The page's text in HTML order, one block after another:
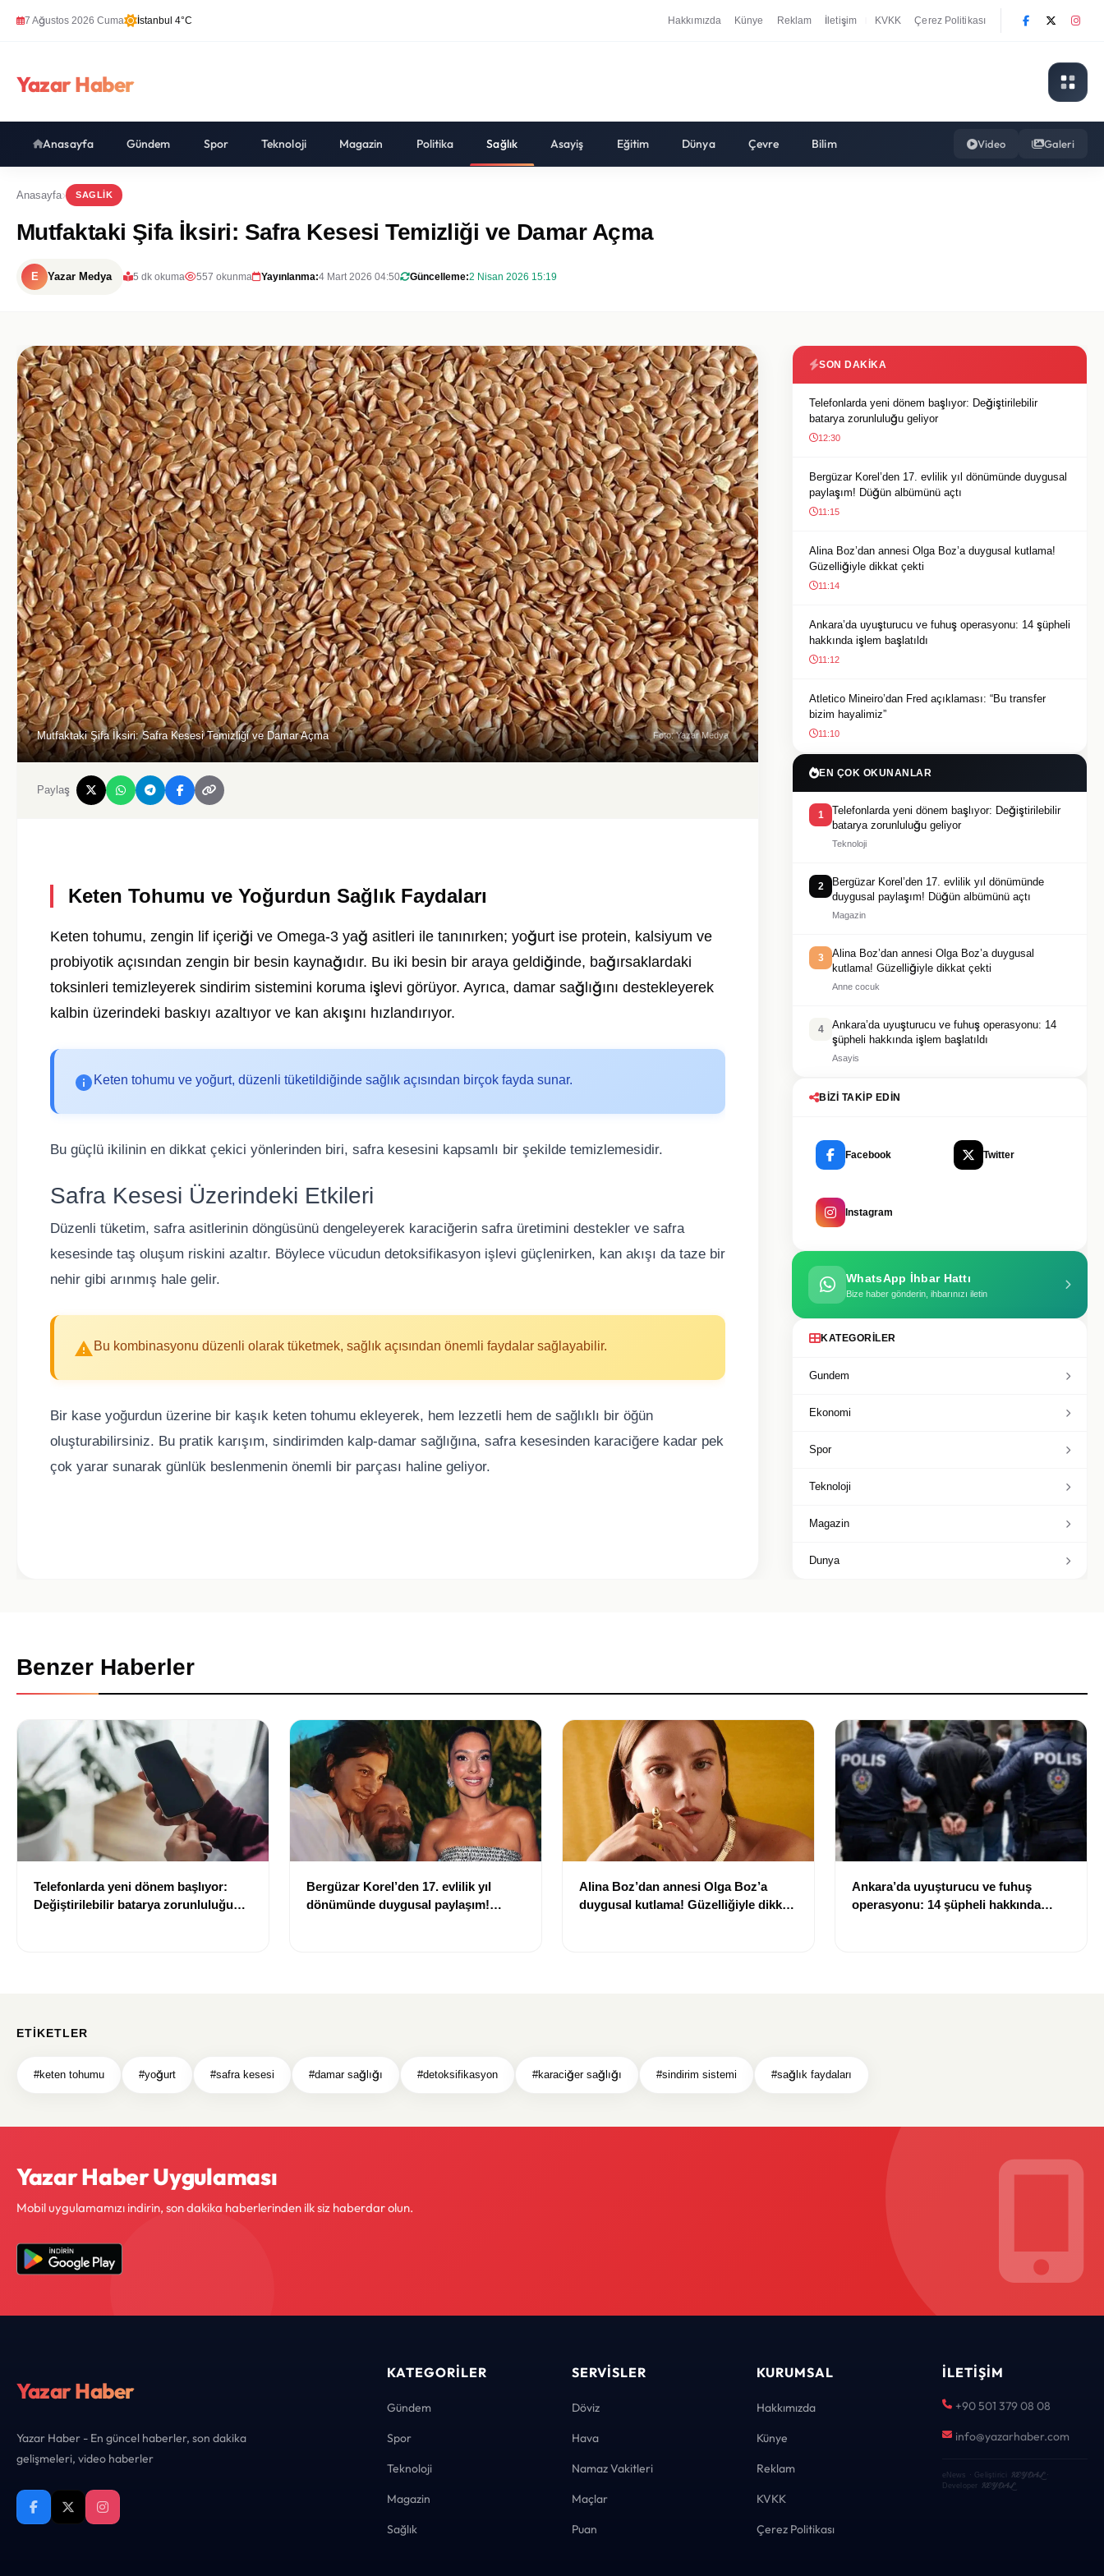
7 Ağustos 2026 Cuma İstanbul 4°C Hakkımızda Künye Reklam İletişim KVKK Çerez Politikası
Yazar Haber
Anasayfa Gündem Spor Teknoloji Magazin Politika Sağlık Asayiş Eğitim Dünya Çevre Bilim Video Galeri
Anasayfa SAGLIK
Mutfaktaki Şifa İksiri: Safra Kesesi Temizliği ve Damar Açma
E Yazar Medya 5 dk okuma 557 okunma Yayınlanma:4 Mart 2026 04:50 Güncelleme:2 Nisan 2026 15:19
Mutfaktaki Şifa İksiri: Safra Kesesi Temizliği ve Damar Açma Foto: Yazar Medya
Paylaş
Keten Tohumu ve Yoğurdun Sağlık Faydaları
Keten tohumu, zengin lif içeriği ve Omega-3 yağ asitleri ile tanınırken; yoğurt ise protein, kalsiyum ve
probiyotik açısından zengin bir besin kaynağıdır. Bu iki besin bir araya geldiğinde, bağırsaklardaki
toksinleri temizleyerek sindirim sistemini koruma işlevi görüyor. Ayrıca, damar sağlığını destekleyerek
kalbin üzerindeki baskıyı azaltıyor ve kan akışını hızlandırıyor.
Keten tohumu ve yoğurt, düzenli tüketildiğinde sağlık açısından birçok fayda sunar.
Bu güçlü ikilinin en dikkat çekici yönlerinden biri, safra kesesini kapsamlı bir şekilde temizlemesidir.
Safra Kesesi Üzerindeki Etkileri
Düzenli tüketim, safra asitlerinin döngüsünü dengeleyerek karaciğerin safra üretimini destekler ve safra
kesesinde taş oluşum riskini azaltır. Böylece vücudun detoksifikasyon işlevi güçlenirken, kan akışı da taze bir
nehir gibi arınmış hale gelir.
Bu kombinasyonu düzenli olarak tüketmek, sağlık açısından önemli faydalar sağlayabilir.
Bir kase yoğurdun üzerine bir kaşık keten tohumu ekleyerek, hem lezzetli hem de sağlıklı bir öğün
oluşturabilirsiniz. Bu pratik karışım, sindirimden kalp-damar sağlığına, safra kesesinden karaciğere kadar pek
çok yarar sunarak günlük beslenmenin önemli bir parçası haline geliyor.
SON DAKIKA
Telefonlarda yeni dönem başlıyor: Değiştirilebilir
batarya zorunluluğu geliyor
12:30
Bergüzar Korel’den 17. evlilik yıl dönümünde duygusal
paylaşım! Düğün albümünü açtı
11:15
Alina Boz’dan annesi Olga Boz’a duygusal kutlama!
Güzelliğiyle dikkat çekti
11:14
Ankara’da uyuşturucu ve fuhuş operasyonu: 14 şüpheli
hakkında işlem başlatıldı
11:12
Atletico Mineiro’dan Fred açıklaması: “Bu transfer
bizim hayalimiz”
11:10
EN ÇOK OKUNANLAR
1
Telefonlarda yeni dönem başlıyor: Değiştirilebilir
batarya zorunluluğu geliyor
Teknoloji
2
Bergüzar Korel’den 17. evlilik yıl dönümünde
duygusal paylaşım! Düğün albümünü açtı
Magazin
3
Alina Boz’dan annesi Olga Boz’a duygusal
kutlama! Güzelliğiyle dikkat çekti
Anne cocuk
4
Ankara’da uyuşturucu ve fuhuş operasyonu: 14
şüpheli hakkında işlem başlatıldı
Asayis
BIZI TAKIP EDIN
Facebook Twitter
Instagram
WhatsApp İhbar Hattı
Bize haber gönderin, ihbarınızı iletin
KATEGORILER
Gundem
Ekonomi
Spor
Teknoloji
Magazin
Dunya
Benzer Haberler
Telefonlarda yeni dönem başlıyor:
Değiştirilebilir batarya zorunluluğu
Bergüzar Korel’den 17. evlilik yıl
dönümünde duygusal paylaşım!
Alina Boz’dan annesi Olga Boz’a
duygusal kutlama! Güzelliğiyle dikkat
Ankara’da uyuşturucu ve fuhuş
operasyonu: 14 şüpheli hakkında
ETIKETLER
#keten tohumu #yoğurt #safra kesesi #damar sağlığı #detoksifikasyon #karaciğer sağlığı #sindirim sistemi #sağlık faydaları
Yazar Haber Uygulaması
Mobil uygulamamızı indirin, son dakika haberlerinden ilk siz haberdar olun.
Yazar Haber
Yazar Haber - En güncel haberler, son dakika
gelişmeleri, video haberler
KATEGORILER
Gündem
Spor
Teknoloji
Magazin
Sağlık
SERVISLER
Döviz
Hava
Namaz Vakitleri
Maçlar
Puan
KURUMSAL
Hakkımızda
Künye
Reklam
KVKK
Çerez Politikası
İLETIŞIM
+90 501 379 08 08
info@yazarhaber.com
eNews · Geliştirici KEYDAL·
Developer KEYDAL